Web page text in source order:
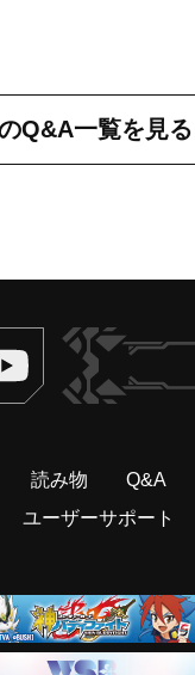
Q&A一覧を見る
ヴァンガードch
読み物 Q&A
ユーザーサポート